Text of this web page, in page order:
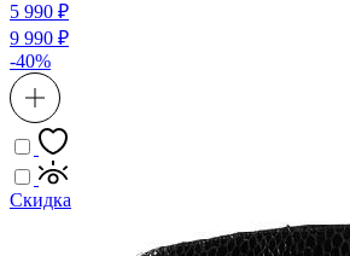
5 990 ₽
9 990 ₽
-40%
Скидка